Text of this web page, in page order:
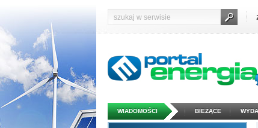
WIADOMOŚCI BIEŻĄCE